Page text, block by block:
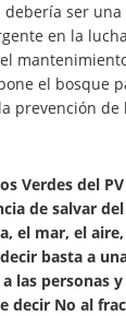
ser una
en la
el bosque
prevención de
Verdes del PV
de salvar del
el mar, el
basta a
las personas
decir No al